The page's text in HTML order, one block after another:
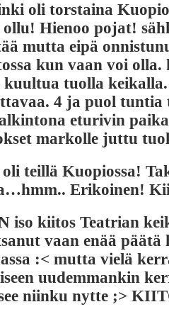
oli torstaina
ollu! Hienoo pojat!
mutta eipä
kun vaan voi
tuolla
4 ja puol
eturivin
markolle juttu
teillä Kuopiossa!
Erikoinen!
iso kiitos Teatrian
vaan enää päätä
:< mutta vielä
uudemmankin
niinku nytte ;>